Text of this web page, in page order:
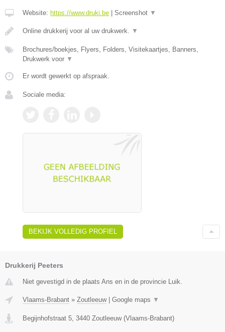
Website: https://www.druki.be Screenshot ▼
Online drukkerij voor al uw drukwerk. ▼
Brochures/boekjes, Flyers, Folders, Visitekaartjes, Banners,
Drukwerk voor ▼
Er wordt gewerkt op afspraak.
Sociale media:
BEKIJK VOLLEDIG PROFIEL
Drukkerij Peeters
Niet gevestigd in de plaats Ans en in de provincie Luik.
Vlaams-Brabant » Zoutleeuw| Google maps ▼
Begijnhofstraat 5 3440 Zoutleeuw(Vlaams-Brabant)